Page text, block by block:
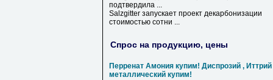
подтвердила ...
Salzgitter запускает проект декарбонизации
стоимостью сотни ...
Спрос на продукцию, цены
Перренат Амония купим! Диспрозий , Иттрий
металлический купим!